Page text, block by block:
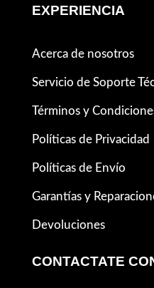
EXPERIENCIA
Acerca de nosotros
Servicio de Soporte
Términos y
Políticas de Privacidad
Políticas de Envío
Garantías y
Devoluciones
CONTACTATE